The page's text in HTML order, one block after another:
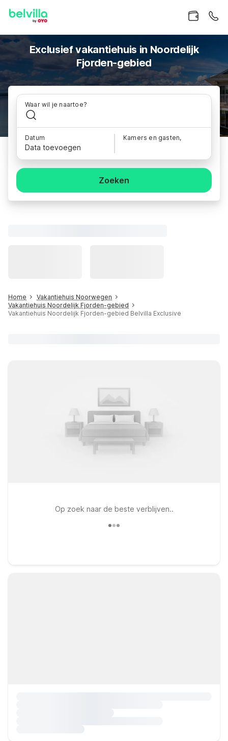
Exclusief vakantiehuis in Noordelijk
Fjorden-gebied
Waar wil je naartoe?
Datum
Data toevoegen
Kamers en gasten,
Zoeken
Home
Vakantiehuis Noorwegen
Vakantiehuis Noordelijk Fjorden-gebied
Vakantiehuis Noordelijk Fjorden-gebied Belvilla Exclusive
Op zoek naar de beste verblijven..